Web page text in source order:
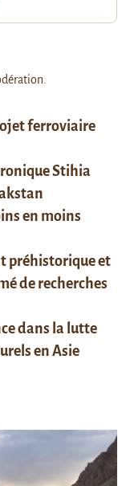
ferroviaire
Stihia
en moins
préhistorique et
de recherches
dans la lutte
en Asie